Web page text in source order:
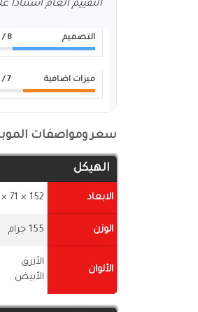
التقييم العام
التصميم 8
/ 10
ميزات اضافية 7
/ 10
سعر ومواصفات
الهيكل
الابعاد 152 × 71 × 8 ملم
الوزن 155 جرام
الألوان
الأزرق
الأبيض